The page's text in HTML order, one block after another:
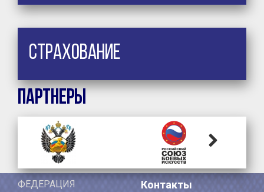
Страхование
Партнеры
ФЕДЕРАЦИЯ Контакты